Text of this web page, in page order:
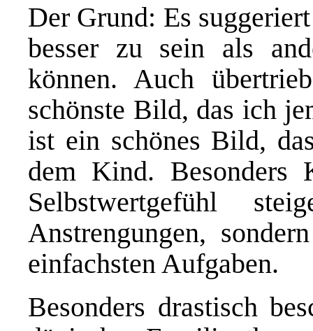
Der Grund: Es
besser zu sein als
können. Auch
schönste Bild, das ich
ist ein schönes Bild,
dem Kind. Besonders
Selbstwertgefühl
Anstrengungen,
einfachsten Aufgaben.
Besonders drastisch